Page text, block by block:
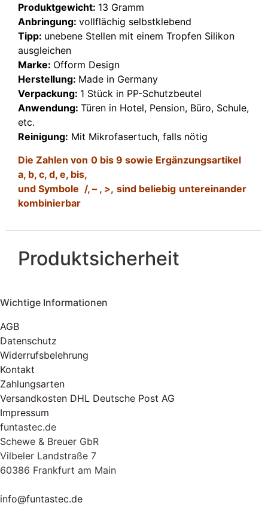
Produktgewicht: 13 Gramm
Anbringung: vollflächig selbstklebend
Tipp: unebene Stellen mit einem Tropfen Silikon
ausgleichen
Marke: Ofform Design
Herstellung: Made in Germany
Verpackung: 1 Stück in PP-Schutzbeutel
Anwendung: Türen in Hotel, Pension, Büro, Schule,
etc.
Reinigung: Mit Mikrofasertuch, falls nötig
Die Zahlen von 0 bis 9 sowie Ergänzungsartikel
a, b, c, d, e, bis,
und Symbole /, – , >, sind beliebig untereinander
kombinierbar
Produktsicherheit
Wichtige Informationen
AGB
Datenschutz
Widerrufsbelehrung
Kontakt
Zahlungsarten
Versandkosten DHL Deutsche Post AG
Impressum
funtastec.de
Schewe & Breuer GbR
Vilbeler Landstraße 7
60386 Frankfurt am Main
info@funtastec.de